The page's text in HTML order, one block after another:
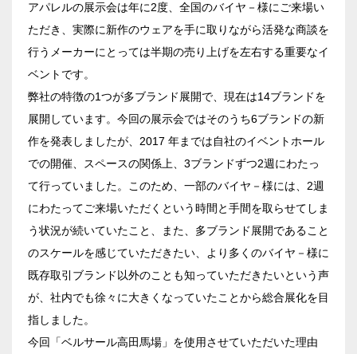
アパレルの展示会は年に2度、全国のバイヤ－様にご来場い
ただき、実際に新作のウェアを手に取りながら活発な商談を
行うメーカーにとっては半期の売り上げを左右する重要なイ
ベントです。
弊社の特徴の1つが多ブランド展開で、現在は14ブランドを
展開しています。今回の展示会ではそのうち6ブランドの新
作を発表しましたが、2017 年までは自社のイベントホール
での開催、スペースの関係上、3ブランドずつ2週にわたっ
て行っていました。このため、一部のバイヤ－様には、2週
にわたってご来場いただくという時間と手間を取らせてしま
う状況が続いていたこと、また、多ブランド展開であること
のスケールを感じていただきたい、より多くのバイヤ－様に
既存取引ブランド以外のことも知っていただきたいという声
が、社内でも徐々に大きくなっていたことから総合展化を目
指しました。
今回「ベルサール高田馬場」を使用させていただいた理由
エリア／施設※複数選択可能
ベルサール新宿南口
ベルサール新宿グランド
新宿住友ホール
新宿住友ビル三角広場
秋葉原・神田・東京エリア
飯田橋・九段・半蔵門・神保町エリア